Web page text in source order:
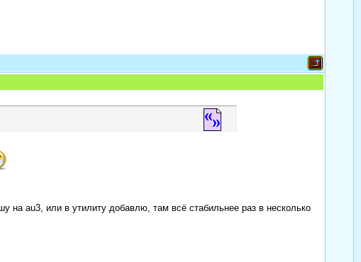
на au3, или в утилиту добавлю, там всё стабильнее раз в несколько